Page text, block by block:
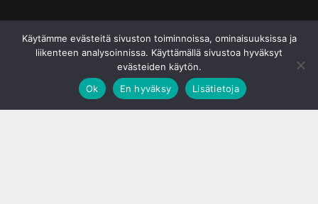
Käytämme evästeitä sivuston toiminnoissa, ominaisuuksissa ja
liikenteen analysoinnissa. Käyttämällä sivustoa hyväksyt
evästeiden käytön.
Ok
En hyväksy Lisätietoja